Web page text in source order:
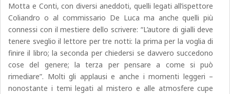
Motta e Conti, con diversi aneddoti, quelli legati all’ispettore
Coliandro o al commissario De Luca ma anche quelli più
connessi con il mestiere dello scrivere: “L’autore di gialli deve
tenere sveglio il lettore per tre notti: la prima per la voglia di
finire il libro; la seconda per chiedersi se davvero succedono
cose del genere; la terza per pensare a come si può
rimediare”. Molti gli applausi e anche i momenti leggeri –
nonostante i temi legati al mistero e alle atmosfere cupe